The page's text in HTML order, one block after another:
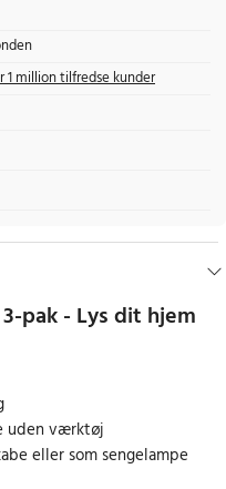
1 million tilfredse kunder
pak - Lys dit hjem
uden værktøj
eller som sengelampe